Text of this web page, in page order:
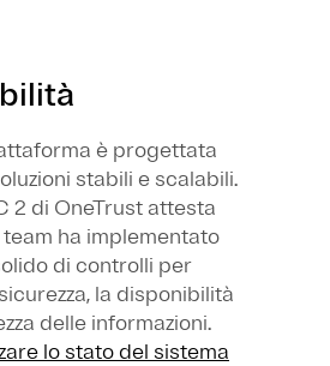
è progettata
stabili e scalabili.
2 di OneTrust attesta
ha implementato
di controlli per
la disponibilità
delle informazioni.
lo stato del sistema